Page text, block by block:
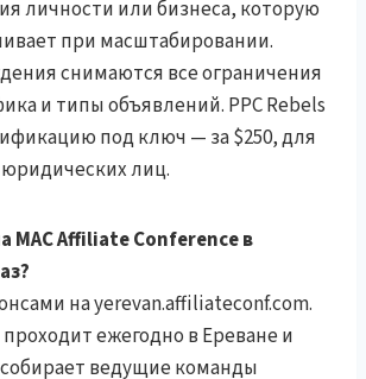
личности или бизнеса, которую
при масштабировании.
снимаются все ограничения
и типы объявлений. PPC Rebels
под ключ — за $250, для
лиц.
MAC Affiliate Conference в
на yerevan.affiliateconf.com.
ежегодно в Ереване и
ведущие команды